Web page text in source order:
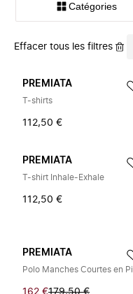
Catégories
Effacer tous les filtres
PREMIATA
T-shirts
112,50 €
PREMIATA
T-shirt Inhale-Exhale
112,50 €
PREMIATA
162 €179,50 €